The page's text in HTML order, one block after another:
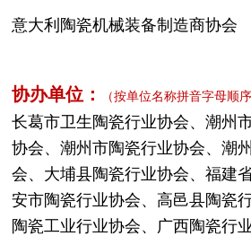
意大利陶瓷机械装备制造商协会
协办单位 ： （按单位名称拼音字母顺序
长葛市卫生陶瓷行业协会、潮州
协会、潮州市陶瓷行业协会、潮
会、大埔县陶瓷行业协会、福建
安市陶瓷行业协会、高邑县陶瓷
陶瓷工业行业协会、广西陶瓷行